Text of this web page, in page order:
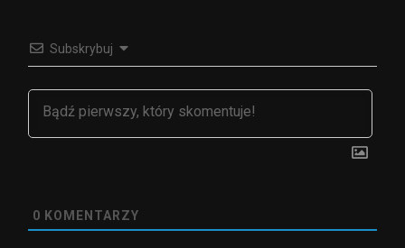
Subskrybuj
0 KOMENTARZY